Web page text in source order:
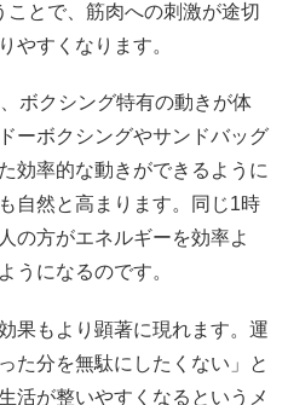
とで、筋肉への刺激が途切
やすくなります。
ボクシング特有の動きが体
ーボクシングやサンドバッグ
効率的な動きができるように
自然と高まります。同じ1時
の方がエネルギーを効率よ
うになるのです。
果もより顕著に現れます。運
た分を無駄にしたくない」と
活が整いやすくなるというメ